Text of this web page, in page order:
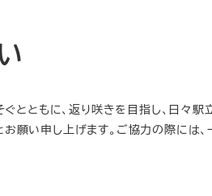
とともに、返り咲きを目指し、日々駅
願い申し上げます。ご協力の際には